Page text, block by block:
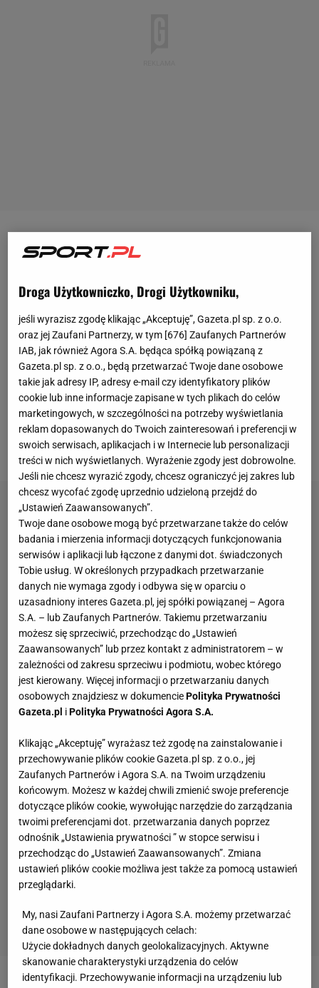
piątek 28 lutego Wołodymyr Zełenski przyleciał do
dotyczącą znajdujących się na Ukrainie
mineralnych. Mało kto spodziewał się, że jego
spotkanie Donaldem Trumpem zakończy się
kompletną katastrofą. Prezydent USA w
towarzystwie swojego zastępcy J.D. Vance'a
urządził przed kamerami teatr polityczny, w trakcie
którego wręcz upokorzył Zełenskiego, zarzucając
mu niewdzięczność i "brak gotowości na
zawieszenie broni" w wojnie z Rosją.
Droga Użytkowniczko, Drogi Użytkowniku,
jeśli wyrazisz zgodę klikając „Akceptuję”, Gazeta.pl sp. z o.o.
oraz jej Zaufani Partnerzy, w tym [676] Zaufanych Partnerów
IAB, jak również Agora S.A. będąca spółką powiązaną z
Gazeta.pl sp. z o.o., będą przetwarzać Twoje dane osobowe
takie jak adresy IP, adresy e-mail czy identyfikatory plików
cookie lub inne informacje zapisane w tych plikach do celów
marketingowych, w szczególności na potrzeby wyświetlania
reklam dopasowanych do Twoich zainteresowań i preferencji w
swoich serwisach, aplikacjach i w Internecie lub personalizacji
treści w nich wyświetlanych. Wyrażenie zgody jest dobrowolne.
Jeśli nie chcesz wyrazić zgody, chcesz ograniczyć jej zakres lub
chcesz wycofać zgodę uprzednio udzieloną przejdź do
„Ustawień Zaawansowanych”.
Twoje dane osobowe mogą być przetwarzane także do celów
badania i mierzenia informacji dotyczących funkcjonowania
serwisów i aplikacji lub łączone z danymi dot. świadczonych
Tobie usług. W określonych przypadkach przetwarzanie
danych nie wymaga zgody i odbywa się w oparciu o
uzasadniony interes Gazeta.pl, jej spółki powiązanej – Agora
S.A. – lub Zaufanych Partnerów. Takiemu przetwarzaniu
możesz się sprzeciwić, przechodząc do „Ustawień
Zaawansowanych” lub przez kontakt z administratorem – w
zależności od zakresu sprzeciwu i podmiotu, wobec którego
jest kierowany. Więcej informacji o przetwarzaniu danych
osobowych znajdziesz w dokumenciePolityka Prywatności
Gazeta.pl iPolityka Prywatności Agora S.A.
Klikając „Akceptuję” wyrażasz też zgodę na zainstalowanie i
przechowywanie plików cookie Gazeta.pl sp. z o.o., jej
Zaufanych Partnerów i Agora S.A. na Twoim urządzeniu
końcowym. Możesz w każdej chwili zmienić swoje preferencje
dotyczące plików cookie, wywołując narzędzie do zarządzania
twoimi preferencjami dot. przetwarzania danych poprzez
odnośnik „Ustawienia prywatności ” w stopce serwisu i
przechodząc do „Ustawień Zaawansowanych”. Zmiana
ustawień plików cookie możliwa jest także za pomocą ustawień
przeglądarki.
My, nasi Zaufani Partnerzy i Agora S.A. możemy przetwarzać
dane osobowe w następujących celach:
Użycie dokładnych danych geolokalizacyjnych. Aktywne
skanowanie charakterystyki urządzenia do celów
identyfikacji. Przechowywanie informacji na urządzeniu lub